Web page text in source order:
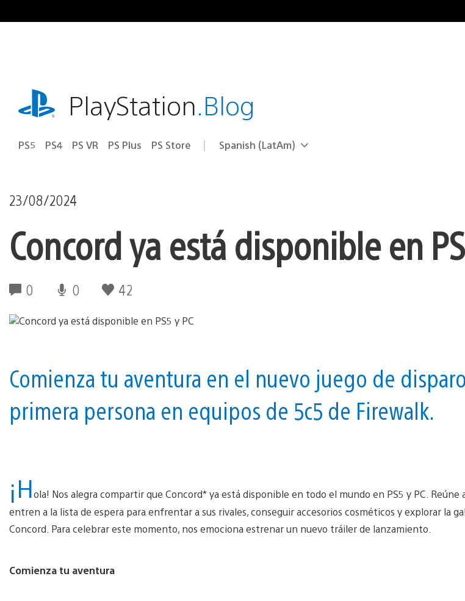
al
playstation.comPlayStation.Blog
PS5 PS4 PS VR PS Plus PS Store Elige
Región
Spanish (LatAm)
23/08/2024
Concord ya está disponible en
0 0 42
Comienza tu aventura en el nuevo juego de
primera persona en equipos de 5c5 de Firewalk.
¡Hola! Nos alegra compartir que Concord* ya está disponible en todo el mundo en PS5 y PC. Reúne
entren a la lista de espera para enfrentar a sus rivales, conseguir accesorios cosméticos y explorar la
Concord. Para celebrar este momento, nos emociona estrenar un nuevo tráiler de lanzamiento.
Comienza tu aventura